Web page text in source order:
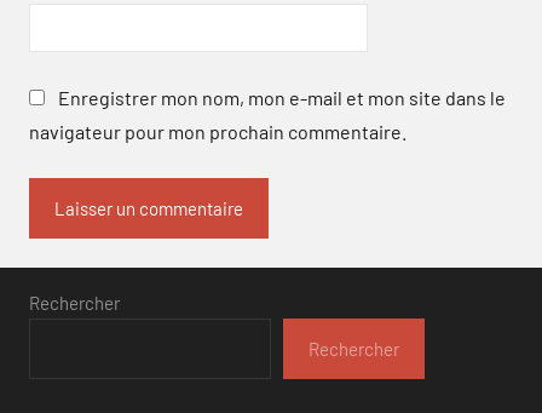
Enregistrer mon nom, mon e-mail et mon site dans le
navigateur pour mon prochain commentaire.
Rechercher
Rechercher